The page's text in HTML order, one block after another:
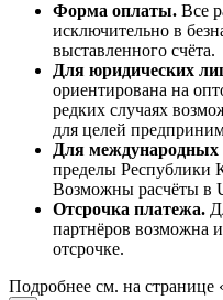
Форма оплаты. Все
исключительно в
выставленного счёта.
Для юридических
ориентирована на
редких случаях
для целей
Для международных
пределы Республики
Возможны расчёты в
Отсрочка платежа.
партнёров возможна
отсрочке.
Подробнее см. на странице